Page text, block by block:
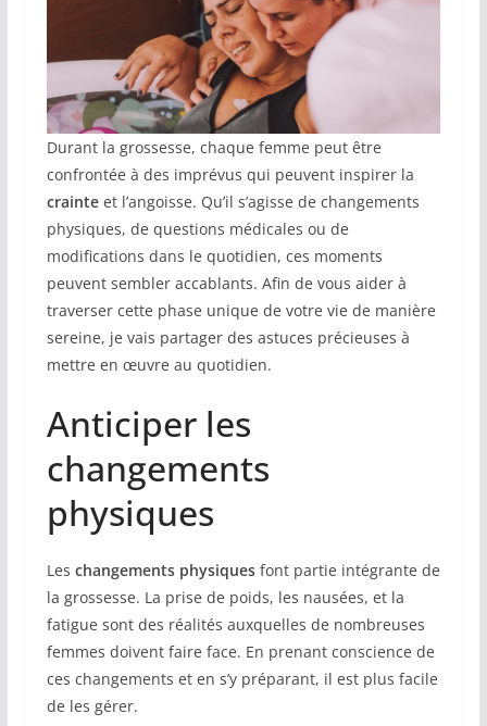
Durant la grossesse, chaque femme peut être
confrontée à des imprévus qui peuvent inspirer la
crainteet l’angoisse. Qu’il s’agisse de changements
physiques, de questions médicales ou de
modifications dans le quotidien, ces moments
peuvent sembler accablants. Afin de vous aider à
traverser cette phase unique de votre vie de manière
sereine, je vais partager des astuces précieuses à
mettre en œuvre au quotidien.
Anticiper les
changements
physiques
Les changements physiquesfont partie intégrante de
la grossesse. La prise de poids, les nausées, et la
fatigue sont des réalités auxquelles de nombreuses
femmes doivent faire face. En prenant conscience de
ces changements et en s’y préparant, il est plus facile
de les gérer.